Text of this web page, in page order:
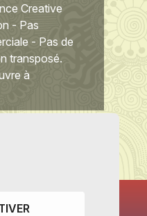
Creative
- Pas
- Pas de
transposé.
à